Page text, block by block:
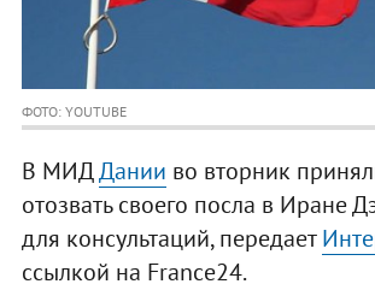
ФОТО: YOUTUBE
В МИДДании во вторник
отозвать своего посла в Иране
для консультаций, передает
ссылкой на France24.